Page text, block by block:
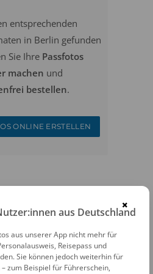
entsprechenden
in Berlin gefunden
Sie Ihre Passfotos
machen und
bestellen.
ONLINE ERSTELLEN
U-Bhf Bundestag
×
aus Deutschland
aus unserer App nicht mehr für
Reisepass und
Sie können jedoch weiterhin für
zum Beispiel für Führerschein,